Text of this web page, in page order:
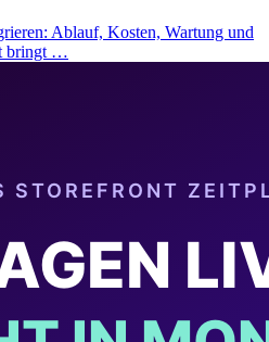
Ablauf, Kosten, Wartung und
bringt …